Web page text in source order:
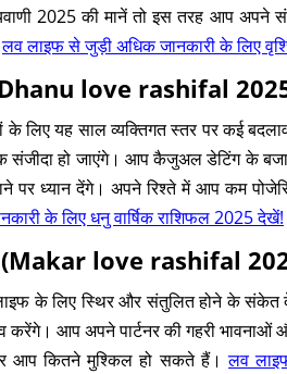
2025 की मानें तो इस तरह आप अपने
लव लाइफ से जुड़ी अधिक जानकारी के लिए
love rashifal
के लिए यह साल व्यक्तिगत स्तर पर कई
संजीदा हो जाएंगे। आप कैजुअल डेटिंग के
पर ध्यान देंगे। अपने रिश्ते में आप कम
के लिए धनु वार्षिक राशिफल 2025 देखें!
(Makar love rashifal
के लिए स्थिर और संतुलित होने के संकेत
आप अपने पार्टनर की गहरी भावनाओं
आप कितने मुश्किल हो सकते हैं।लव